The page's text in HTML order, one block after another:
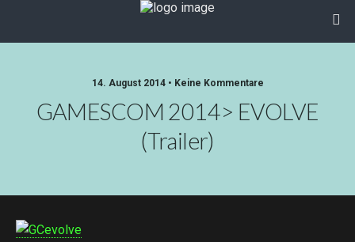
14. August 2014 • Keine Kommentare
GAMESCOM 2014> EVOLVE
(Trailer)